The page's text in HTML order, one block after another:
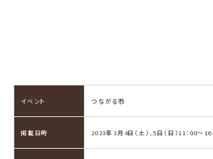
イベント つながる市
掲載日時 2023年3月4日（土）、5日（日）11：00～16